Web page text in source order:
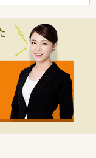
頼が抜群！この人に
わりも持て、勉強に